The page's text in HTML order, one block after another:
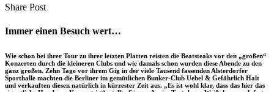
Share PostShare
Facebook
Copy
to
Send
via
Immer einen Besuch wert…
Wie schon bei ihrer Tour zu ihrer letzten Platten reisten die Beatsteaks vor den „großen“
Konzerten durch die kleineren Clubs und wie damals schon wurden diese Abende zu den
ganz großen. Zehn Tage vor ihrem Gig in der viele Tausend fassenden Alsterdorfer
Sporthalle machten die Berliner im gemütlichen Bunker-Club Uebel & Gefährlich Halt
und verkauften diesen natürlich in kürzester Zeit aus. „Es ist wohl klar, dass das hier das